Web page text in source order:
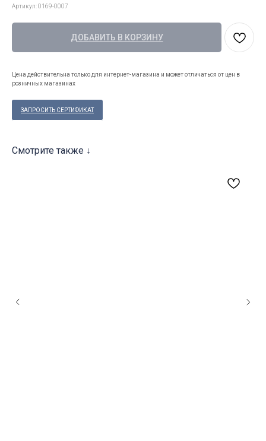
Артикул:0169-0007
ДОБАВИТЬ В КОРЗИНУ
Цена действительна только для интернет-магазина и может отличаться от цен в
розничных магазинах
ЗАПРОСИТЬ СЕРТИФИКАТ
Смотрите также ↓